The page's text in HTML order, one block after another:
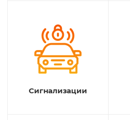
Сигнализации